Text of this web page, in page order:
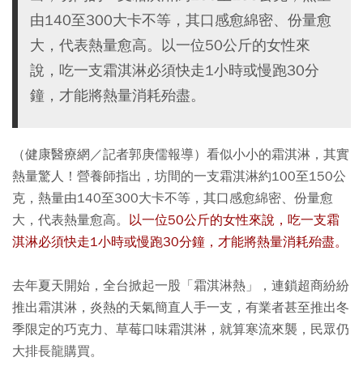
由140至300大卡不等，其口感愈綿密、份量愈
大，代表熱量愈高。以一位50公斤的女性來
說，吃一支霜淇淋必須快走1小時或慢跑30分
鐘，才能將熱量消耗殆盡。
（健康醫療網／記者郭庚儒報導）看似小小的霜淇淋，其實
熱量驚人！營養師指出，坊間的一支霜淇淋約100至150公
克，熱量由140至300大卡不等，其口感愈綿密、份量愈
大，代表熱量愈高。 以一位50公斤的女性來說，吃一支霜
淇淋必須快走1小時或慢跑30分鐘，才能將熱量消耗殆盡。
去年夏天開始，全台掀起一股「霜淇淋熱」，連鎖超商紛紛
推出霜淇淋，炎熱的天氣簡直人手一支，有業者甚至推出冬
季限定的巧克力、草莓口味霜淇淋，就算寒流來襲，民眾仍
大排長龍購買。